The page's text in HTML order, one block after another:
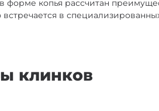
форме копья рассчитан
в
клинков